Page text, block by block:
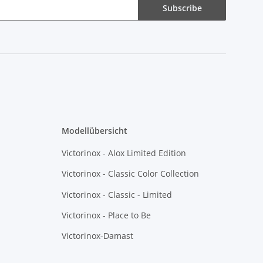
Subscribe
Modellübersicht
Victorinox - Alox Limited Edition
Victorinox - Classic Color Collection
Victorinox - Classic - Limited
Victorinox - Place to Be
Victorinox-Damast